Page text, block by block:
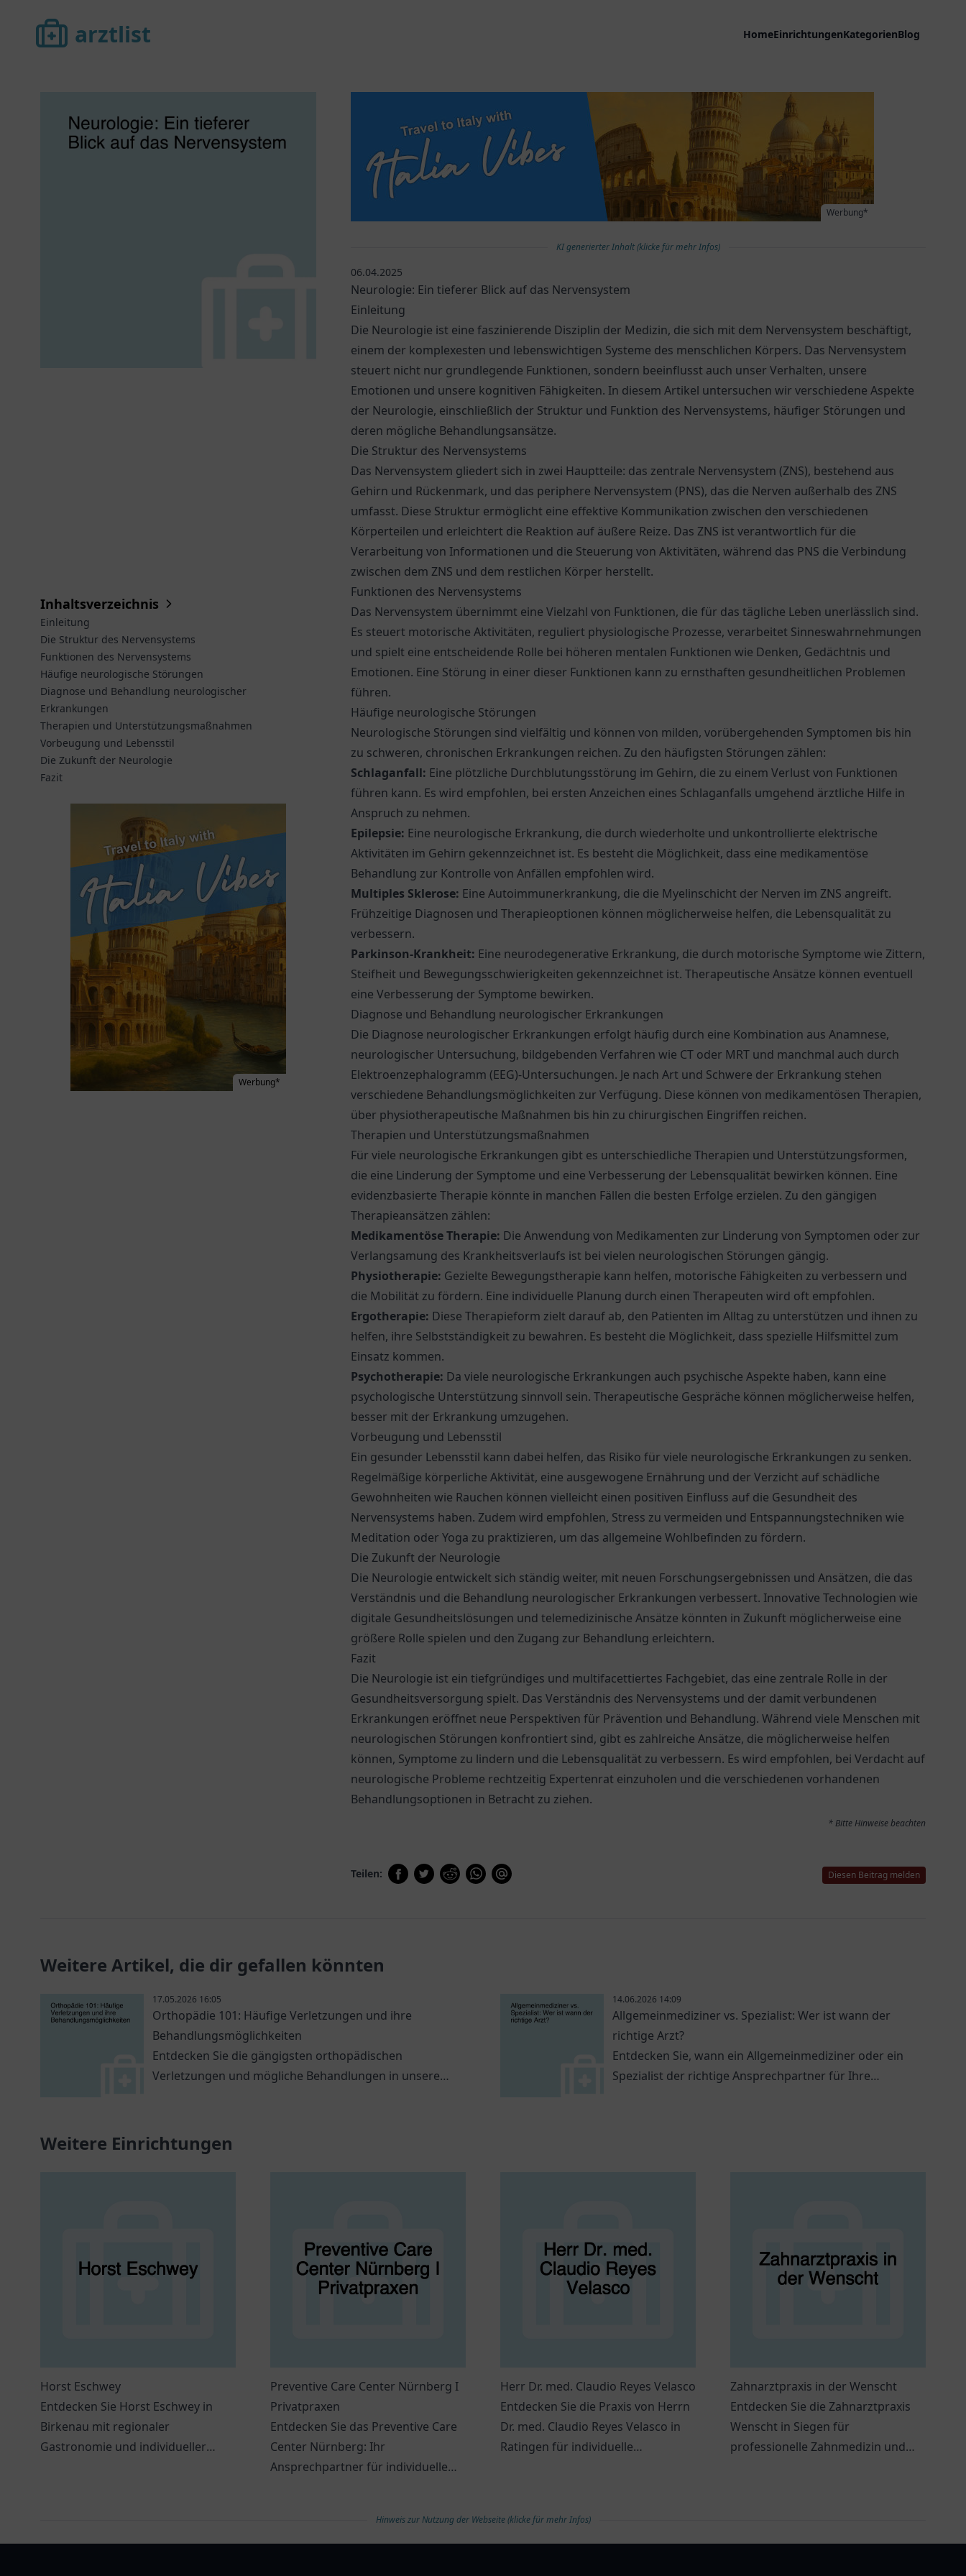
arztlist arztlist HomeEinrichtungenKategorienBlog
Inhaltsverzeichnis
Einleitung
Die Struktur des Nervensystems
Funktionen des Nervensystems
Häufige neurologische Störungen
Diagnose und Behandlung neurologischer
Erkrankungen
Therapien und Unterstützungsmaßnahmen
Vorbeugung und Lebensstil
Die Zukunft der Neurologie
Fazit
Werbung*
Werbung*
KI generierter Inhalt (klicke für mehr Infos)
06.04.2025
Neurologie: Ein tieferer Blick auf das Nervensystem
Einleitung
Die Neurologie ist eine faszinierende Disziplin der Medizin, die sich mit dem Nervensystem beschäftigt,
einem der komplexesten und lebenswichtigen Systeme des menschlichen Körpers. Das Nervensystem
steuert nicht nur grundlegende Funktionen, sondern beeinflusst auch unser Verhalten, unsere
Emotionen und unsere kognitiven Fähigkeiten. In diesem Artikel untersuchen wir verschiedene Aspekte
der Neurologie, einschließlich der Struktur und Funktion des Nervensystems, häufiger Störungen und
deren mögliche Behandlungsansätze.
Die Struktur des Nervensystems
Das Nervensystem gliedert sich in zwei Hauptteile: das zentrale Nervensystem (ZNS), bestehend aus
Gehirn und Rückenmark, und das periphere Nervensystem (PNS), das die Nerven außerhalb des ZNS
umfasst. Diese Struktur ermöglicht eine effektive Kommunikation zwischen den verschiedenen
Körperteilen und erleichtert die Reaktion auf äußere Reize. Das ZNS ist verantwortlich für die
Verarbeitung von Informationen und die Steuerung von Aktivitäten, während das PNS die Verbindung
zwischen dem ZNS und dem restlichen Körper herstellt.
Funktionen des Nervensystems
Das Nervensystem übernimmt eine Vielzahl von Funktionen, die für das tägliche Leben unerlässlich sind.
Es steuert motorische Aktivitäten, reguliert physiologische Prozesse, verarbeitet Sinneswahrnehmungen
und spielt eine entscheidende Rolle bei höheren mentalen Funktionen wie Denken, Gedächtnis und
Emotionen. Eine Störung in einer dieser Funktionen kann zu ernsthaften gesundheitlichen Problemen
führen.
Häufige neurologische Störungen
Neurologische Störungen sind vielfältig und können von milden, vorübergehenden Symptomen bis hin
zu schweren, chronischen Erkrankungen reichen. Zu den häufigsten Störungen zählen:
Schlaganfall: Eine plötzliche Durchblutungsstörung im Gehirn, die zu einem Verlust von Funktionen
führen kann. Es wird empfohlen, bei ersten Anzeichen eines Schlaganfalls umgehend ärztliche Hilfe in
Anspruch zu nehmen.
Epilepsie: Eine neurologische Erkrankung, die durch wiederholte und unkontrollierte elektrische
Aktivitäten im Gehirn gekennzeichnet ist. Es besteht die Möglichkeit, dass eine medikamentöse
Behandlung zur Kontrolle von Anfällen empfohlen wird.
Multiples Sklerose: Eine Autoimmunerkrankung, die die Myelinschicht der Nerven im ZNS angreift.
Frühzeitige Diagnosen und Therapieoptionen können möglicherweise helfen, die Lebensqualität zu
verbessern.
Parkinson-Krankheit: Eine neurodegenerative Erkrankung, die durch motorische Symptome wie Zittern,
Steifheit und Bewegungsschwierigkeiten gekennzeichnet ist. Therapeutische Ansätze können eventuell
eine Verbesserung der Symptome bewirken.
Diagnose und Behandlung neurologischer Erkrankungen
Die Diagnose neurologischer Erkrankungen erfolgt häufig durch eine Kombination aus Anamnese,
neurologischer Untersuchung, bildgebenden Verfahren wie CT oder MRT und manchmal auch durch
Elektroenzephalogramm (EEG)-Untersuchungen. Je nach Art und Schwere der Erkrankung stehen
verschiedene Behandlungsmöglichkeiten zur Verfügung. Diese können von medikamentösen Therapien,
über physiotherapeutische Maßnahmen bis hin zu chirurgischen Eingriffen reichen.
Therapien und Unterstützungsmaßnahmen
Für viele neurologische Erkrankungen gibt es unterschiedliche Therapien und Unterstützungsformen,
die eine Linderung der Symptome und eine Verbesserung der Lebensqualität bewirken können. Eine
evidenzbasierte Therapie könnte in manchen Fällen die besten Erfolge erzielen. Zu den gängigen
Therapieansätzen zählen:
Medikamentöse Therapie: Die Anwendung von Medikamenten zur Linderung von Symptomen oder zur
Verlangsamung des Krankheitsverlaufs ist bei vielen neurologischen Störungen gängig.
Physiotherapie: Gezielte Bewegungstherapie kann helfen, motorische Fähigkeiten zu verbessern und
die Mobilität zu fördern. Eine individuelle Planung durch einen Therapeuten wird oft empfohlen.
Ergotherapie: Diese Therapieform zielt darauf ab, den Patienten im Alltag zu unterstützen und ihnen zu
helfen, ihre Selbstständigkeit zu bewahren. Es besteht die Möglichkeit, dass spezielle Hilfsmittel zum
Einsatz kommen.
Psychotherapie: Da viele neurologische Erkrankungen auch psychische Aspekte haben, kann eine
psychologische Unterstützung sinnvoll sein. Therapeutische Gespräche können möglicherweise helfen,
besser mit der Erkrankung umzugehen.
Vorbeugung und Lebensstil
Ein gesunder Lebensstil kann dabei helfen, das Risiko für viele neurologische Erkrankungen zu senken.
Regelmäßige körperliche Aktivität, eine ausgewogene Ernährung und der Verzicht auf schädliche
Gewohnheiten wie Rauchen können vielleicht einen positiven Einfluss auf die Gesundheit des
Nervensystems haben. Zudem wird empfohlen, Stress zu vermeiden und Entspannungstechniken wie
Meditation oder Yoga zu praktizieren, um das allgemeine Wohlbefinden zu fördern.
Die Zukunft der Neurologie
Die Neurologie entwickelt sich ständig weiter, mit neuen Forschungsergebnissen und Ansätzen, die das
Verständnis und die Behandlung neurologischer Erkrankungen verbessert. Innovative Technologien wie
digitale Gesundheitslösungen und telemedizinische Ansätze könnten in Zukunft möglicherweise eine
größere Rolle spielen und den Zugang zur Behandlung erleichtern.
Fazit
Die Neurologie ist ein tiefgründiges und multifacettiertes Fachgebiet, das eine zentrale Rolle in der
Gesundheitsversorgung spielt. Das Verständnis des Nervensystems und der damit verbundenen
Erkrankungen eröffnet neue Perspektiven für Prävention und Behandlung. Während viele Menschen mit
neurologischen Störungen konfrontiert sind, gibt es zahlreiche Ansätze, die möglicherweise helfen
können, Symptome zu lindern und die Lebensqualität zu verbessern. Es wird empfohlen, bei Verdacht auf
neurologische Probleme rechtzeitig Expertenrat einzuholen und die verschiedenen vorhandenen
Behandlungsoptionen in Betracht zu ziehen.
* Bitte Hinweise beachten
Teilen: Diesen Beitrag melden
Weitere Artikel, die dir gefallen könnten
17.05.2026 16:05
Orthopädie 101: Häufige Verletzungen und ihre
Behandlungsmöglichkeiten
Entdecken Sie die gängigsten orthopädischen
Verletzungen und mögliche Behandlungen in unserem
14.06.2026 14:09
Allgemeinmediziner vs. Spezialist: Wer ist wann der
richtige Arzt?
Entdecken Sie, wann ein Allgemeinmediziner oder ein
Spezialist der richtige Ansprechpartner für Ihre
Weitere Einrichtungen
Horst Eschwey
Entdecken Sie Horst Eschwey in
Birkenau mit regionaler
Gastronomie und individueller
Preventive Care Center Nürnberg I
Privatpraxen
Entdecken Sie das Preventive Care
Center Nürnberg: Ihr
Ansprechpartner für individuelle
Herr Dr. med. Claudio Reyes Velasco
Entdecken Sie die Praxis von Herrn
Dr. med. Claudio Reyes Velasco in
Ratingen für individuelle
Zahnarztpraxis in der Wenscht
Entdecken Sie die Zahnarztpraxis
Wenscht in Siegen für
professionelle Zahnmedizin und
Hinweis zur Nutzung der Webseite (klicke für mehr Infos)